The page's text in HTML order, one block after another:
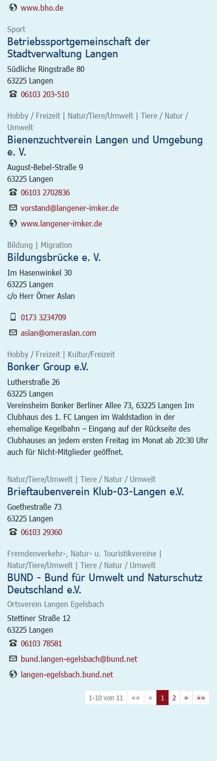
www.bho.de
Sport
Betriebssportgemeinschaft der
Stadtverwaltung Langen
Südliche Ringstraße 80
63225 Langen
06103 203-510
Hobby / Freizeit | Natur/Tiere/Umwelt | Tiere / Natur /
Umwelt
Bienenzuchtverein Langen und Umgebung
e. V.
August-Bebel-Straße 9
63225 Langen
06103 2702836
vorstand@langener-imker.de
www.langener-imker.de
Bildung | Migration
Bildungsbrücke e. V.
Im Hasenwinkel 30
63225 Langen
c/o Herr Ömer Aslan
0173 3234709
aslan@omeraslan.com
Hobby / Freizeit | Kultur/Freizeit
Bonker Group e.V.
Lutherstraße 26
63225 Langen
Vereinsheim Bonker Berliner Allee 73, 63225 Langen Im
Clubhaus des 1. FC Langen im Waldstadion in der
ehemalige Kegelbahn – Eingang auf der Rückseite des
Clubhauses an jedem ersten Freitag im Monat ab 20:30 Uhr
auch für Nicht-Mitglieder geöffnet.
Natur/Tiere/Umwelt | Tiere / Natur / Umwelt
Brieftaubenverein Klub-03-Langen e.V.
Goethestraße 73
63225 Langen
06103 29360
Fremdenverkehr-, Natur- u. Touristikvereine |
Natur/Tiere/Umwelt | Tiere / Natur / Umwelt
BUND - Bund für Umwelt und Naturschutz
Deutschland e.V.
Ortsverein Langen Egelsbach
Stettiner Straße 12
63225 Langen
06103 78581
bund.langen-egelsbach@bund.net
langen-egelsbach.bund.net
1-10 von 11 «« « 1 2 » »»